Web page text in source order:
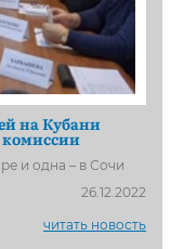
на Кубани
и одна – в Сочи
26.12.2022
читать новость